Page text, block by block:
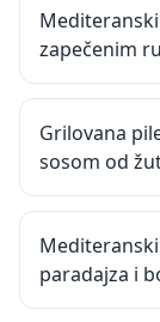
zapečenim
Grilovana
sosom od
paradajza i